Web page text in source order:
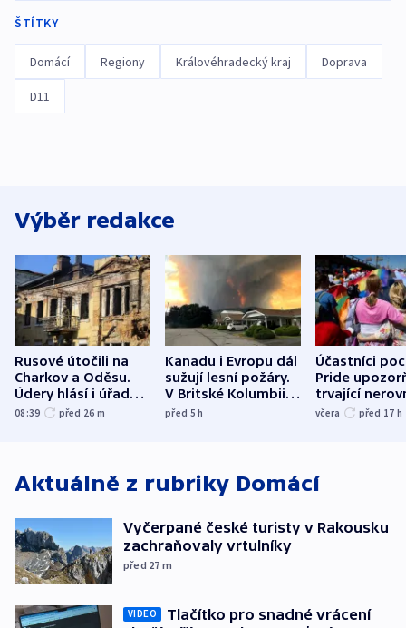
ŠTÍTKY
Domácí Regiony Královéhradecký kraj Doprava
D11
Výběr redakce
Rusové útočili na
Charkov a Oděsu.
Údery hlásí i úřady v
Bělgorodu
08:39 před 26 m
Kanadu i Evropu dál
sužují lesní požáry.
V Britské Kolumbii
evakuovali tisíce lidí
před 5h
Účastníci
Pride
trvající
včera před 17 h
Aktuálně z rubriky Domácí
Vyčerpané české turisty v Rakousku
zachraňovaly vrtulníky
před 27 m
VIDEO
Tlačítko pro snadné vrácení